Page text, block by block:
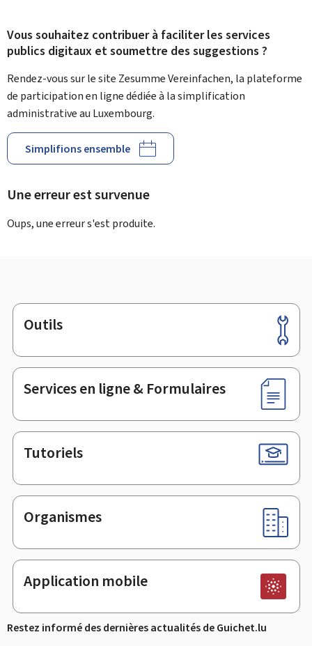
Vous souhaitez contribuer à faciliter les services
publics digitaux et soumettre des suggestions ?
Rendez-vous sur le site Zesumme Vereinfachen, la plateforme
de participation en ligne dédiée à la simplification
administrative au Luxembourg.
Simplifions ensemble
Une erreur est survenue
Oups, une erreur s'est produite.
Pied
de
page
Outils
Services en ligne & Formulaires
Tutoriels
Organismes
Application mobile
Restez informé des dernières actualités de Guichet.lu